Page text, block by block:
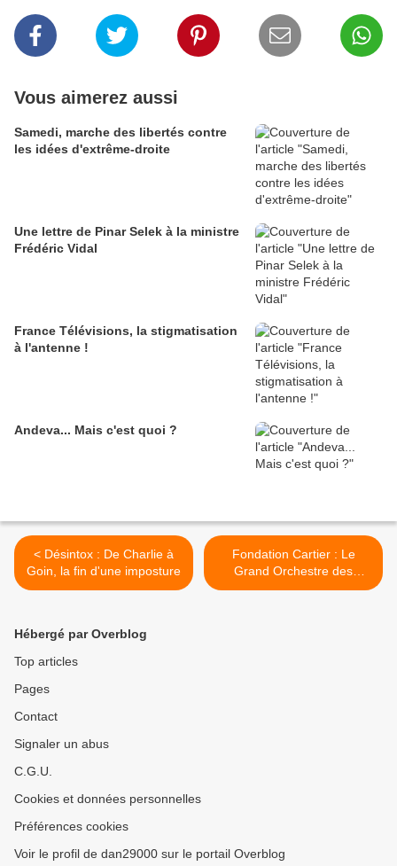
Vous aimerez aussi
Samedi, marche des libertés contre
les idées d'extrême-droite
Une lettre de Pinar Selek à la ministre
Frédéric Vidal
France Télévisions, la stigmatisation
à l'antenne !
Andeva... Mais c'est quoi ?
< Désintox : De Charlie à
Goin, la fin d'une imposture
Fondation Cartier : Le
Grand Orchestre des
Animaux >
Hébergé par Overblog
Top articles
Pages
Contact
Signaler un abus
C.G.U.
Cookies et données personnelles
Préférences cookies
Voir le profil de dan29000 sur le portail Overblog